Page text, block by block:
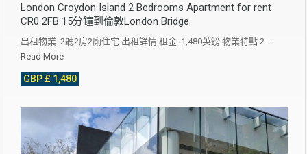
London Croydon Island 2 Bedrooms Apartment for rent
CR0 2FB 15分鐘到倫敦London Bridge
出租物業: 2聽2房2廁住宅 出租詳情 租金: 1,480英鎊 物業特點 2…
Read More
GBP £ 1,480